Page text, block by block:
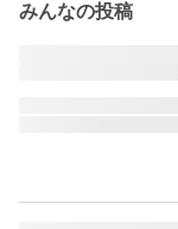
みんなの投稿